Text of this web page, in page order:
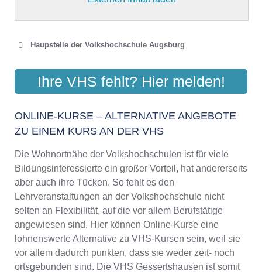
Haupstelle der Volkshochschule Augsburg
VOLKSHOCHSCHULE
AUGSBURG STADT
Aktualisiert: August 2021
VOLKSHOCHSCHULE
AUGSBURGER LAND E. V.
Holbeinstraße 12, 86150 Augsburg
Aktualisiert: August 2021
Ihre VHS fehlt? Hier melden!
ONLINE-KURSE – ALTERNATIVE ANGEBOTE
ZU EINEM KURS AN DER VHS
Die Wohnortnähe der Volkshochschulen ist für viele
Bildungsinteressierte ein großer Vorteil, hat andererseits
aber auch ihre Tücken. So fehlt es den
Lehrveranstaltungen an der Volkshochschule nicht
selten an Flexibilität, auf die vor allem Berufstätige
angewiesen sind. Hier können Online-Kurse eine
lohnenswerte Alternative zu VHS-Kursen sein, weil sie
vor allem dadurch punkten, dass sie weder zeit- noch
ortsgebunden sind. Die VHS Gessertshausen ist somit